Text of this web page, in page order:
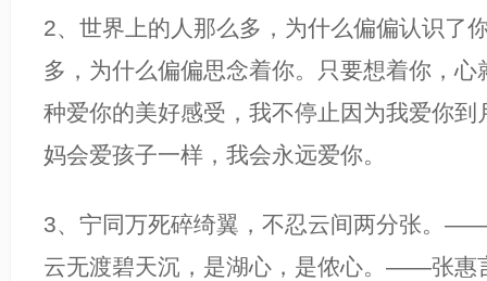
2、世界上的人那么多，为什么偏偏认识了
多，为什么偏偏思念着你。只要想着你，心
种爱你的美好感受，我不停止因为我爱你到
妈会爱孩子一样，我会永远爱你。
3、宁同万死碎绮翼，不忍云间两分张。
云无渡碧天沉，是湖心，是侬心。——张惠